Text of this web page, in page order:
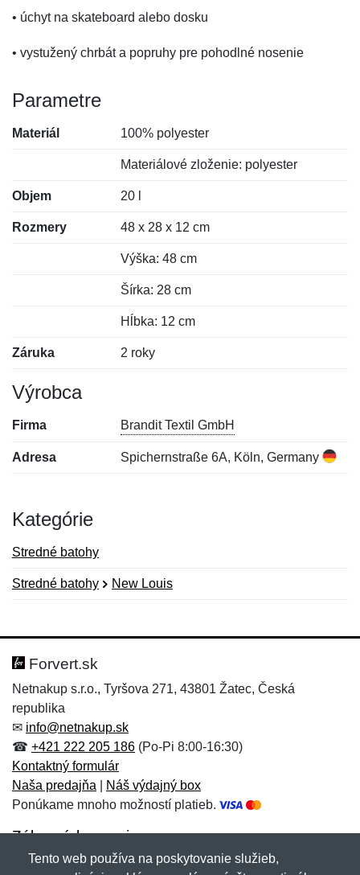
• úchyt na skateboard alebo dosku
• vystužený chrbát a popruhy pre pohodlné nosenie
Parametre
Materiál 100% polyester
Materiálové zloženie: polyester
Objem 20 l
Rozmery 48 x 28 x 12 cm
Výška: 48 cm
Šírka: 28 cm
Hĺbka: 12 cm
Záruka 2 roky
Výrobca
Firma Brandit Textil GmbH
Adresa Spichernstraße 6A, Köln, Germany
Kategórie
Stredné batohy
Stredné batohy New Louis
Hodnotenie:
Meno:*
E-mail:
Meno:
E-mail:*
Správa*
Forvert.sk
Netnakup s.r.o., Tyršova 271, 43801 Žatec, Česká
republika
✉ info@netnakup.sk
☎ +421 222 205 186 (Po-Pi 8:00-16:30)
Kontaktný formulár
Naša predajňa
Náš výdajný box
Ponúkame mnoho možností platieb.
Zákaznícky servis
Novinky emailom
Tento web používa na poskytovanie služieb,